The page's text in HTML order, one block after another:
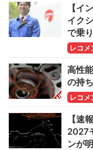
【イ
イク
で乗
レコメ
高性
の持
レコメ
【速
2027
ンが